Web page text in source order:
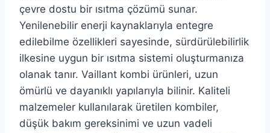
çevre dostu bir ısıtma çözümü sunar.
Yenilenebilir enerji kaynaklarıyla entegre
edilebilme özellikleri sayesinde, sürdürülebilirlik
ilkesine uygun bir ısıtma sistemi oluşturmanıza
olanak tanır. Vaillant kombi ürünleri, uzun
ömürlü ve dayanıklı yapılarıyla bilinir. Kaliteli
malzemeler kullanılarak üretilen kombiler,
düşük bakım gereksinimi ve uzun vadeli